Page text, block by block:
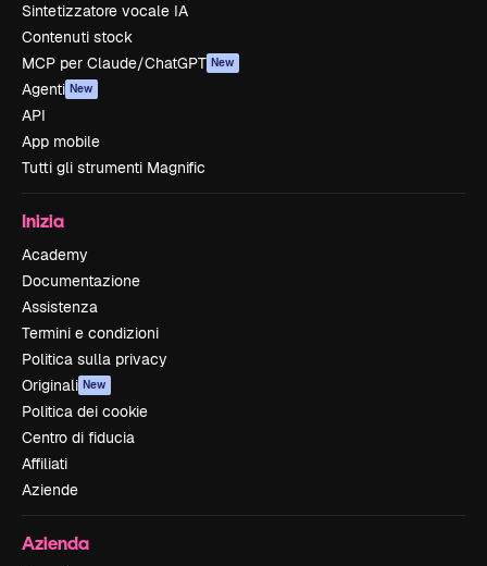
Sintetizzatore vocale IA
Contenuti stock
MCP per Claude/ChatGPT New
Agenti New
API
App mobile
Tutti gli strumenti Magnific
Inizia
Academy
Documentazione
Assistenza
Termini e condizioni
Politica sulla privacy
Originali New
Politica dei cookie
Centro di fiducia
Affiliati
Aziende
Azienda